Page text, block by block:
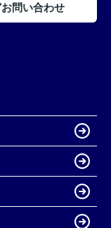
お問い合わせ